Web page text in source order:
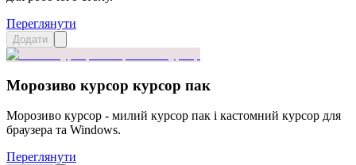
Переглянути
Додати
Морозиво курсор курсор пак
Морозиво курсор - милий курсор пак і кастомний курсор для
браузера та Windows.
Переглянути